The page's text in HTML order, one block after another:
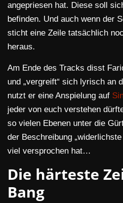
angepriesen hat. Diese soll
befinden. Und auch wenn der
sticht eine Zeile tatsächlich
heraus.
Am Ende des Tracks disst
und „vergreift“ sich lyrisch an
nutzt er eine Anspielung auf
jeder von euch verstehen
so vielen Ebenen unter die
der Beschreibung
viel versprochen hat…
Die härteste
Bang